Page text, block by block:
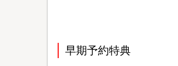
早期予約特典